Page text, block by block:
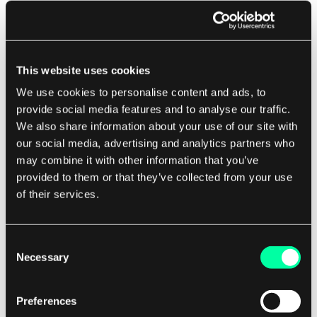
This website uses cookies
We use cookies to personalise content and ads, to
provide social media features and to analyse our traffic.
We also share information about your use of our site with
our social media, advertising and analytics partners who
may combine it with other information that you’ve
provided to them or that they’ve collected from your use
of their services.
Selection
Necessary
Preferences
forhold, kan AI-algoritmer hjelpe forhandlere
med å forutsi etterspørselen mer nøyaktig og
rett tid og på rett sted. Dette kan hjelpe
forhandlere med å redusere utsolgt
varebeholdning, minimere overflødig lager og
forbedre den totale effektiviteten.
Ser vi fremover, vil fremtiden for AI i
detaljhandelsanalyse sannsynligvis se ytterligere
naturlig språkprosessering og prediktiv analyse.
forhandlere å få enda dypere innsikter i
drifteffektiviteten og beslutningstakingen.